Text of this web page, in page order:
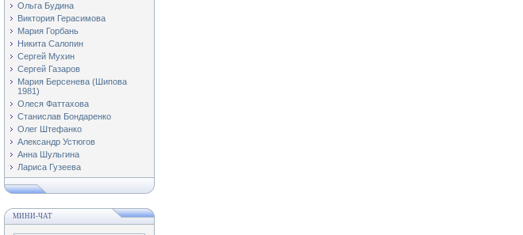
Ольга Будина
Виктория Герасимова
Мария Горбань
Никита Салопин
Сергей Мухин
Сергей Газаров
Мария Берсенева (Шипова
1981)
Олеся Фаттахова
Станислав Бондаренко
Олег Штефанко
Александр Устюгов
Анна Шульгина
Лариса Гузеева
МИНИ-ЧАТ